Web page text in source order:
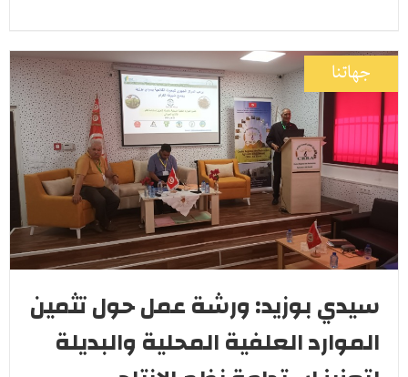
جهاتنا
سيدي بوزيد: ورشة عمل حول تثمين
الموارد العلفية المحلية والبديلة